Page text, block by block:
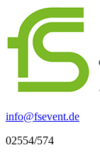
info@fsevent.de
02554/574